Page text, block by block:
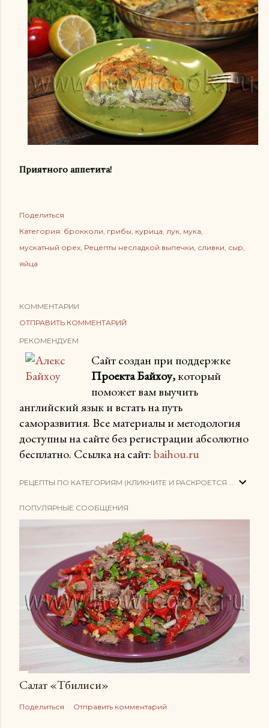
Приятного аппетита!
Поделиться
Категория: брокколи грибы курица лук мука
мускатный орех Рецепты несладкой выпечки сливки сыр
яйца
КОММЕНТАРИИ
ОТПРАВИТЬ КОММЕНТАРИЙ
РЕКОМЕНДУЕМ
Сайт создан при поддержке
Проекта Байхоу,который
поможет вам выучить
английский язык и встать на путь
саморазвития. Все материалы и методология
доступны на сайте без регистрации абсолютно
бесплатно. Ссылка на сайт:baihou.ru
ПОПУЛЯРНЫЕ СООБЩЕНИЯ
Салат «Тбилиси»
Поделиться Отправить комментарий